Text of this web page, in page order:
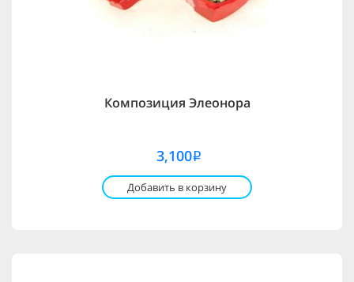
Композиция Элеонора
3,100i
Добавить в корзину